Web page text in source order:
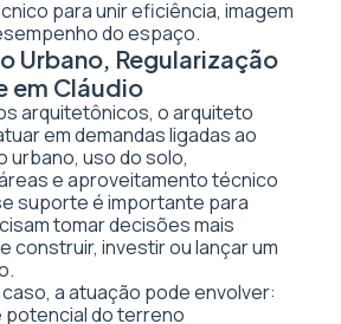
para unir eficiência, imagem
do espaço.
Urbano, Regularização
em Cláudio
arquitetônicos, o arquiteto
em demandas ligadas ao
urbano, uso do solo,
e aproveitamento técnico
suporte é importante para
tomar decisões mais
construir, investir ou lançar um
a atuação pode envolver:
potencial do terreno